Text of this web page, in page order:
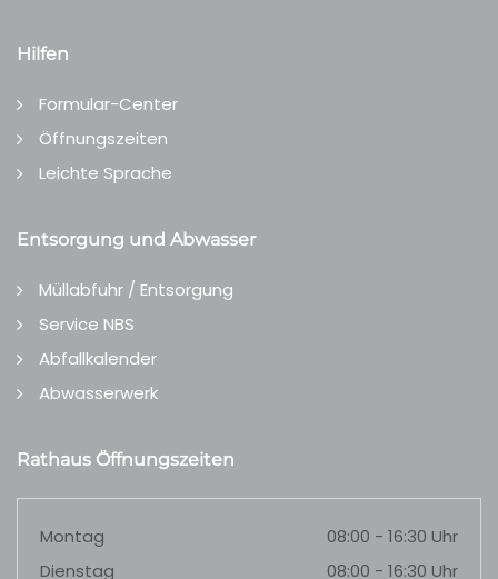
Hilfen
Formular-Center
Öffnungszeiten
Leichte Sprache
Entsorgung und Abwasser
Müllabfuhr / Entsorgung
Service NBS
Abfallkalender
Abwasserwerk
Rathaus Öffnungszeiten
Montag
08:00 - 16:30 Uhr
Dienstag
08:00 - 16:30 Uhr